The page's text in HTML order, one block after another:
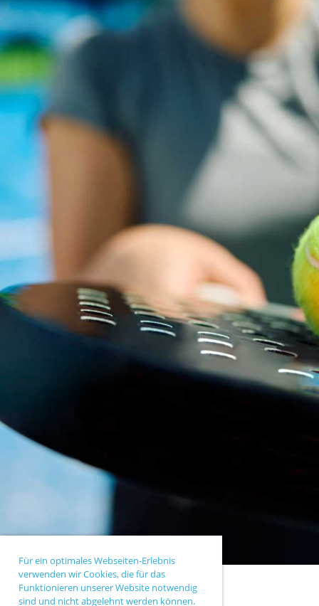
Für ein optimales Webseiten-Erlebnis
verwenden wir Cookies, die für das
Funktionieren unserer Website notwendig
sind und nicht abgelehnt werden können.